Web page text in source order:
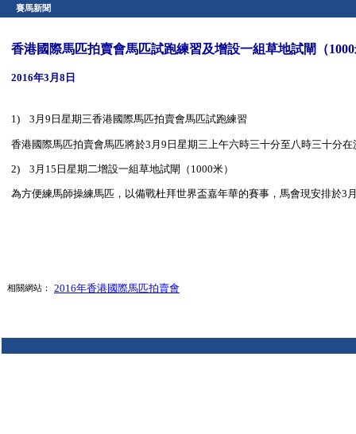
賽馬新聞
香港國際馬匹拍賣會馬匹試跑練習及增設一組草地試閘（
2016年3月8日
1) 3月9日星期三香港國際馬匹拍賣會馬匹試跑練習
香港國際馬匹拍賣會馬匹將於3月9日星期三上午六時三十分至八時三十分
2) 3月15日星期二增設一組草地試閘（1000米）
為方便練馬師操練馬匹，以備戰杜拜世界盃嘉年華的賽事，馬會現安排於
相關網站： 2016年香港國際馬匹拍賣會